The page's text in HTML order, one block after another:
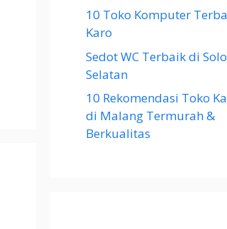
10 Toko Komputer
Karo
Sedot WC Terbaik di
Selatan
10 Rekomendasi Toko
di Malang Termurah &
Berkualitas